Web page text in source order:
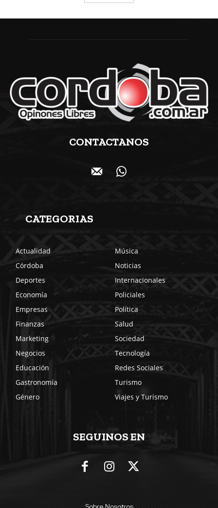
CONTACTANOS
CATEGORIAS
Actualidad
Córdoba
Deportes
Economía
Empresas
Finanzas
Marketing
Negocios
Educación
Gastronomía
Género
Música
Noticias
Internacionales
Policiales
Política
Salud
Sociedad
Tecnología
Redes Sociales
Turismo
Viajes y Turismo
SEGUINOS EN